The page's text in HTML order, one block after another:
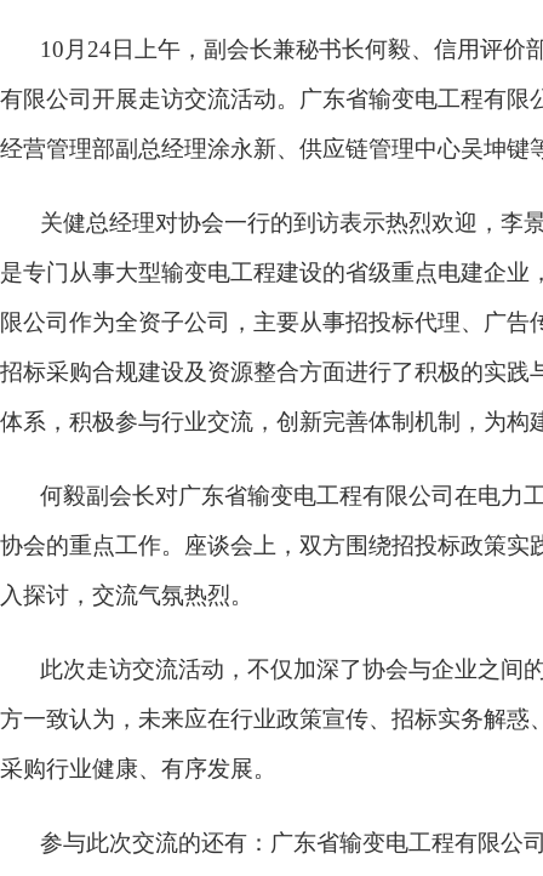
10月24日上午，副会长兼秘书长何毅、信用评
有限公司开展走访交流活动。广东省输变电工程有
经营管理部副总经理涂永新、供应链管理中心吴坤键
关健总经理对协会一行的到访表示热烈欢迎，李
是专门从事大型输变电工程建设的省级重点电建企
限公司作为全资子公司，主要从事招投标代理、广
招标采购合规建设及资源整合方面进行了积极的实
体系，积极参与行业交流，创新完善体制机制，为构
何毅副会长对广东省输变电工程有限公司在电力
协会的重点工作。座谈会上，双方围绕招投标政策
入探讨，交流气氛热烈。
此次走访交流活动，不仅加深了协会与企业之间
方一致认为，未来应在行业政策宣传、招标实务解
采购行业健康、有序发展。
参与此次交流的还有：广东省输变电工程有限公